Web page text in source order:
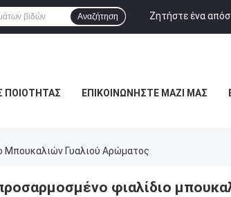
Ζητήστε ένα
Αναζήτηση
ΠΟΙΌΤΗΤΑΣ ΕΠΙΚΟΙΝΩΝΉΣΤΕ ΜΑΖΊ ΜΑΣ
Μπουκαλιών Γυαλιού Αρώματος
φιαλίδιο